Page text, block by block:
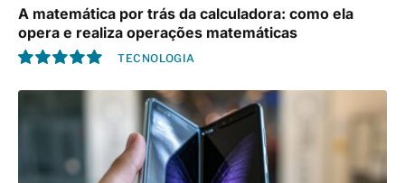
A matemática por trás da calculadora: como ela
opera e realiza operações matemáticas
10.0
TECNOLOGIA